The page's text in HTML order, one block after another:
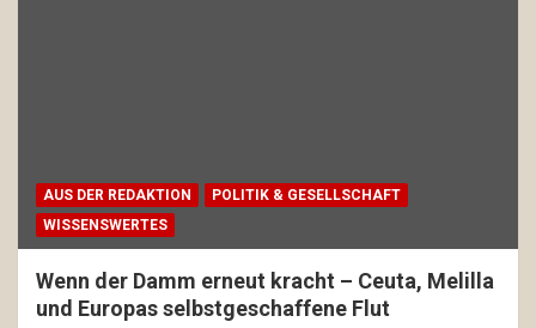
AUS DER REDAKTION
POLITIK & GESELLSCHAFT
WISSENSWERTES
Wenn der Damm erneut kracht – Ceuta, Melilla
und Europas selbstgeschaffene Flut